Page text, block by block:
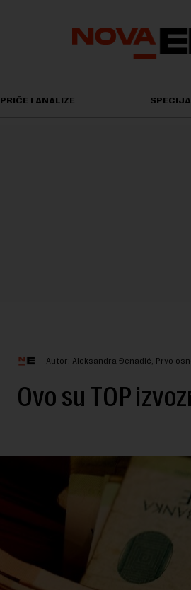
PRIČE I ANALIZE
Autor: Aleksandra Đenadić, Prvo
Ovo su TOP